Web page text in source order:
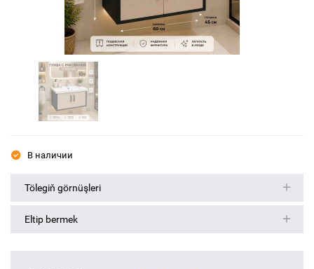
В наличии
Tölegiň görnüşleri
Eltip bermek